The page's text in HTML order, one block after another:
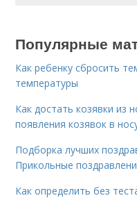
Популярные
Как ребенку сбросить
температуры
Как достать козявки из
появления козявок в
Подборка лучших
Прикольные
Как определить без